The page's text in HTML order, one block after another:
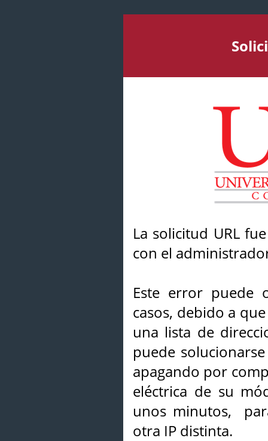
La solicitud URL
con el
Este error puede
casos, debido a
una lista de
puede
apagando por
eléctrica de su
unos minutos,
otra IP distinta.